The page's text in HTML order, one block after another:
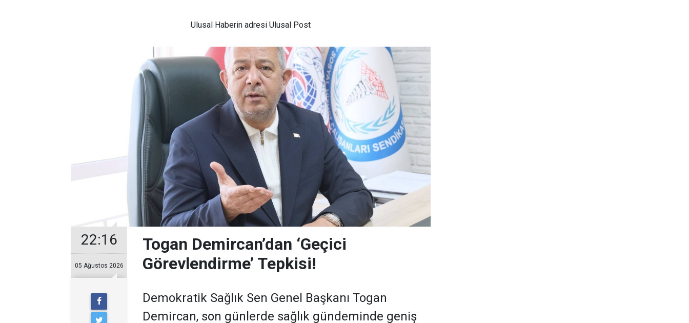
Ulusal Haberin adresi Ulusal Post
22:16
05 Ağustos 2026
Togan Demircan’dan ‘Geçici
Görevlendirme’ Tepkisi!
Demokratik Sağlık Sen Genel Başkanı Togan
Demircan, son günlerde sağlık gündeminde geniş